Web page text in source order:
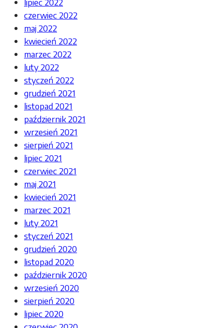
czerwiec 2022
maj 2022
kwiecień 2022
marzec 2022
luty 2022
styczeń 2022
grudzień 2021
listopad 2021
październik 2021
wrzesień 2021
sierpień 2021
lipiec 2021
czerwiec 2021
maj 2021
kwiecień 2021
marzec 2021
luty 2021
styczeń 2021
grudzień 2020
listopad 2020
październik 2020
wrzesień 2020
sierpień 2020
lipiec 2020